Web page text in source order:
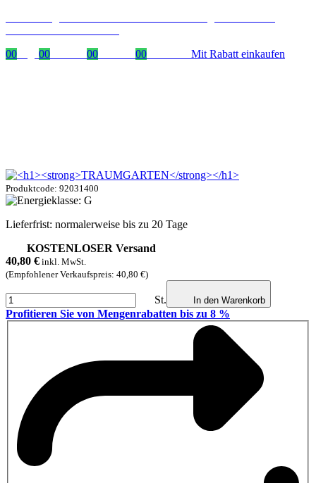
00
00 00 00 Mit Rabatt einkaufen
Produktcode: 92031400
Lieferfrist: normalerweise bis zu 20 Tage
KOSTENLOSER Versand
40,80 € inkl. MwSt.
(Empfohlener Verkaufspreis: 40,80 €)
St. In den Warenkorb
Profitieren Sie von Mengenrabatten bis zu 8 %